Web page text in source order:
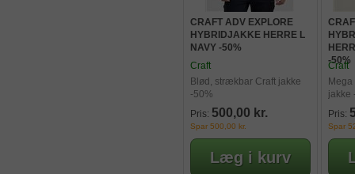
CRAFT ADV EXPLORE
HYBRIDJAKKE HERRE L
NAVY -50%
Craft
Blød, strækbar Craft jakke
-50%
Pris: 500,00 kr.
Spar 500,00 kr.
-50%
Craft
jakke
Pris:
Spar